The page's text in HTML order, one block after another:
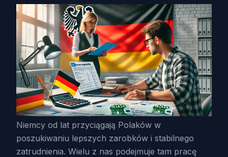
Niemcy od lat przyciągają Polaków w
poszukiwaniu lepszych zarobków i stabilnego
zatrudnienia. Wielu z nas podejmuje tam pracę